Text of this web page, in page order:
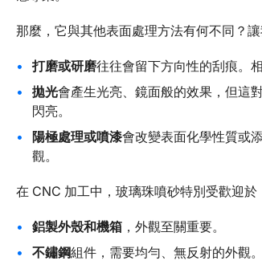
那麼，它與其他表面處理方法有何不同？讓
打磨或研磨往往會留下方向性的刮痕。
拋光會產生光亮、鏡面般的效果，但這
閃亮。
陽極處理或噴漆會改變表面化學性質或
觀。
在 CNC 加工中，玻璃珠噴砂特別受歡迎於
鋁製外殼和機箱 ，外觀至關重要。
不鏽鋼組件，需要均勻、無反射的外觀。